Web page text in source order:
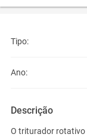
Tipo:
Ano:
Descrição
O triturador rotativo